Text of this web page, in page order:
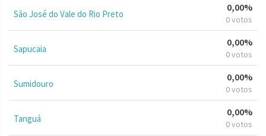
São José do Vale do Rio Preto
0,00%
0 votos
Sapucaia
0,00%
0 votos
Sumidouro
0,00%
0 votos
Tanguá
0,00%
0 votos